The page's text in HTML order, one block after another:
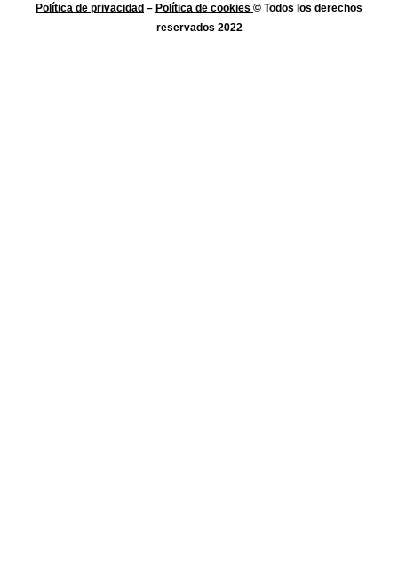
Política de privacidad – Política de cookies © Todos los derechos
reservados 2022